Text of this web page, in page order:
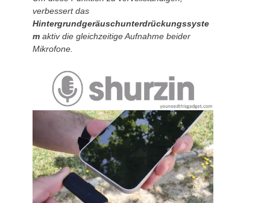
verbessert das
Hintergrundgeräuschunterdrückungssyste
m aktiv die gleichzeitige Aufnahme beider
Mikrofone.